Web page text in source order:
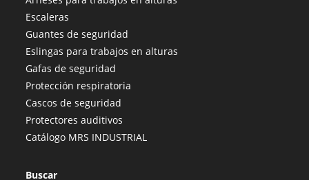
en
una
nueva
pestaña
una
nueva
pestaña
una
nueva
pestaña
nueva
Escaleras
Guantes de seguridad
Eslingas para trabajos en alturas
Gafas de seguridad
Protección respiratoria
Cascos de seguridad
Protectores auditivos
Catálogo MRS INDUSTRIAL
Buscar